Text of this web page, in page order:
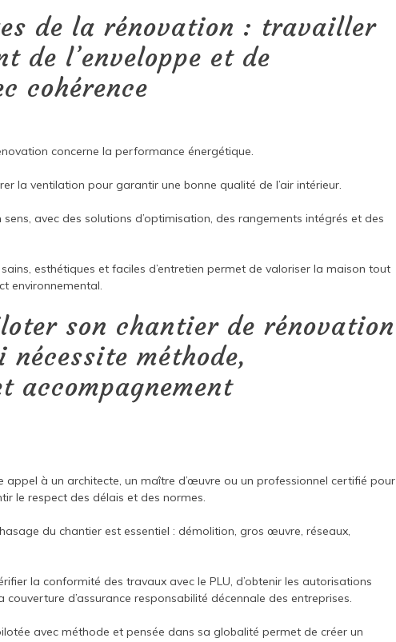
de la rénovation : travailler
de l’enveloppe et de
cohérence
concerne la performance énergétique.
la ventilation pour garantir une bonne qualité de l’air intérieur.
avec des solutions d’optimisation, des rangements intégrés et des
esthétiques et faciles d’entretien permet de valoriser la maison tout
environnemental.
son chantier de rénovation
méthode,
accompagnement
appel à un architecte, un maître d’œuvre ou un professionnel certifié pour
le respect des délais et des normes.
du chantier est essentiel : démolition, gros œuvre, réseaux,
la conformité des travaux avec le PLU, d’obtenir les autorisations
couverture d’assurance responsabilité décennale des entreprises.
avec méthode et pensée dans sa globalité permet de créer un